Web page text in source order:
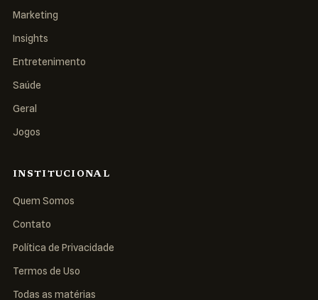
Marketing
Insights
Entretenimento
Saúde
Geral
Jogos
INSTITUCIONAL
Quem Somos
Contato
Política de Privacidade
Termos de Uso
Todas as matérias